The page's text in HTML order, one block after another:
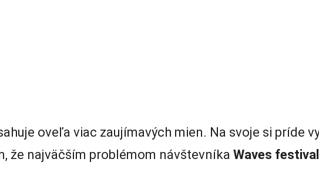
oveľa viac zaujímavých mien. Na svoje si príde
že najväčším problémom návštevníka Waves